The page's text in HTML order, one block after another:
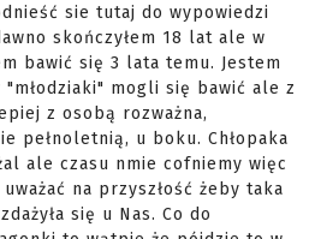
sie tutaj do wypowiedzi
skończyłem 18 lat ale w
bawić się 3 lata temu. Jestem
"młodziaki" mogli się bawić ale z
z osobą rozważna,
pełnoletnią, u boku. Chłopaka
ale czasu nmie cofniemy więc
na przyszłość żeby taka
się u Nas. Co do